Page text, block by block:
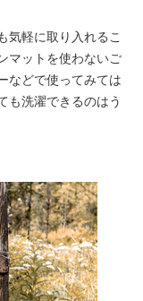
気軽に取り入れるこ
マットを使わないご
などで使ってみては
も洗濯できるのはう